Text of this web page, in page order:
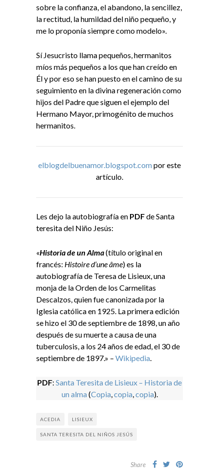
sobre la confianza, el abandono, la sencillez,
la rectitud, la humildad del niño pequeño, y
me lo proponía siempre como modelo».
Sí Jesucristo llama pequeños, hermanitos
míos más pequeños a los que han creído en
Él y por eso se han puesto en el camino de su
seguimiento en la divina regeneración como
hijos del Padre que siguen el ejemplo del
Hermano Mayor, primogénito de muchos
hermanitos.
elblogdelbuenamor.blogspot.compor este
artículo.
Les dejo la autobiografía en PDFde Santa
teresita del Niño Jesús:
«Historia de un Alma(título original en
francés: Histoire d’une âme) es la
autobiografía de Teresa de Lisieux, una
monja de la Orden de los Carmelitas
Descalzos, quien fue canonizada por la
Iglesia católica en 1925. La primera edición
se hizo el 30 de septiembre de 1898, un año
después de su muerte a causa de una
tuberculosis, a los 24 años de edad, el 30 de
septiembre de 1897.» – Wikipedia.
PDF: Santa Teresita de Lisieux – Historia de
un alma (Copia,copia,copia).
ACEDIA LISIEUX
SANTA TERESITA DEL NIÑOS JESÚS
Share